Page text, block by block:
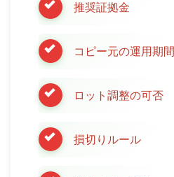
推奨証拠金
コピー元の運用期間
ロット調整の可否
損切りルール